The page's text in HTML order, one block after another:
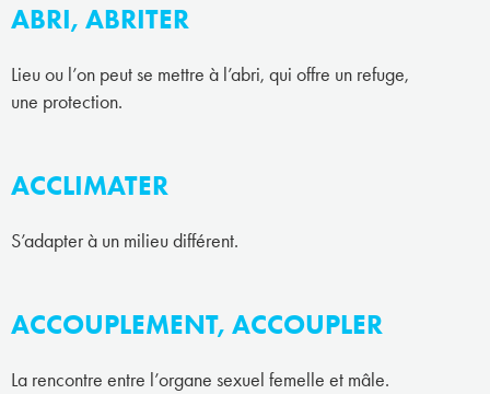
ABRI, ABRITER
Lieu ou l’on peut se mettre à l’abri, qui offre un refuge,
une protection.
ACCLIMATER
S’adapter à un milieu différent.
ACCOUPLEMENT, ACCOUPLER
La rencontre entre l’organe sexuel femelle et mâle.